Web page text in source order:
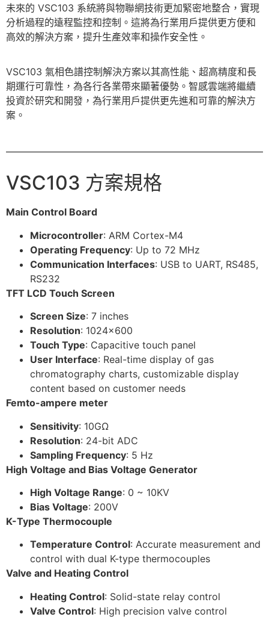
未來的 VSC103 系統將與物聯網技術更加緊密地整合，實現
分析過程的遠程監控和控制。這將為行業用戶提供更方便和
高效的解決方案，提升生產效率和操作安全性。
VSC103 氣相色譜控制解決方案以其高性能、超高精度和長
期運行可靠性，為各行各業帶來顯著優勢。智感雲端將繼續
投資於研究和開發，為行業用戶提供更先進和可靠的解決方
案。
VSC103 方案規格
Main Control Board
Microcontroller: ARM Cortex-M4
Operating Frequency: Up to 72 MHz
Communication Interfaces: USB to UART, RS485,
RS232
TFT LCD Touch Screen
Screen Size: 7 inches
Resolution: 1024×600
Touch Type: Capacitive touch panel
User Interface: Real-time display of gas
chromatography charts, customizable display
content based on customer needs
Femto-ampere meter
Sensitivity: 10GΩ
Resolution: 24-bit ADC
Sampling Frequency: 5 Hz
High Voltage and Bias Voltage Generator
High Voltage Range: 0 ~ 10KV
Bias Voltage: 200V
K-Type Thermocouple
Temperature Control: Accurate measurement and
control with dual K-type thermocouples
Valve and Heating Control
Heating Control: Solid-state relay control
Valve Control: High precision valve control